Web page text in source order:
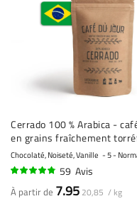
Cerrado 100 % Arabica -
en grains fraîchement
Chocolaté, Noiseté, Vanille 5 -
59 Avis
À partir de 7.95 20,85 / kg